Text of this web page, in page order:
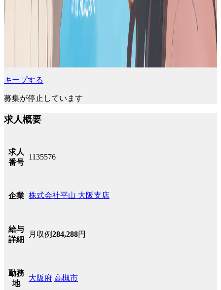
キープする
募集が停止しています
求人概要
求人
番号
1135576
企業 株式会社平山 大阪支店
給与
詳細
月収例284,288円
勤務
地
大阪府 高槻市